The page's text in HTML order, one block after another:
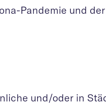
Pandemie und
und/oder in